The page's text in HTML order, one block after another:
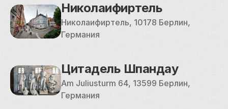
Николаифиртель
Николаифиртель, 10178 Берлин,
Германия
Цитадель Шпандау
Am Juliusturm 64, 13599 Берлин,
Германия